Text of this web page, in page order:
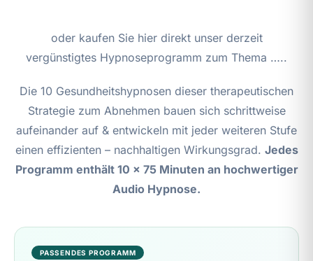
oder kaufen Sie hier direkt unser derzeit
vergünstigtes Hypnoseprogramm zum Thema …..
Die 10 Gesundheitshypnosen dieser therapeutischen
Strategie zum Abnehmen bauen sich schrittweise
aufeinander auf & entwickeln mit jeder weiteren Stufe
einen effizienten – nachhaltigen Wirkungsgrad. Jedes
Programm enthält 10 x 75 Minuten an hochwertiger
Audio Hypnose.
PASSENDES PROGRAMM